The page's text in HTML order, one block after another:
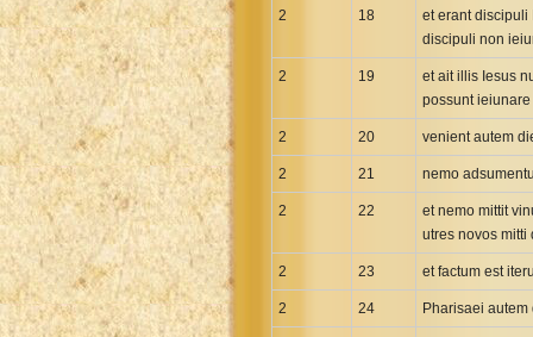
2 18
et erant discipuli
discipuli non
2 19
et ait illis Iesus
possunt ieiunare
2 20 venient autem
2 21 nemo
2 22
et nemo mittit
utres novos mitti
2 23 et factum est
2 24 Pharisaei